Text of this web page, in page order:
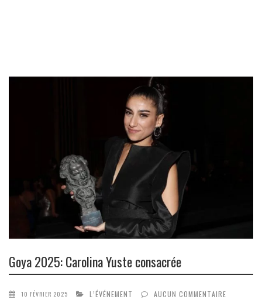
Goya 2025: Carolina Yuste consacrée
10 FÉVRIER 2025 L’ÉVÉNEMENT AUCUN COMMENTAIRE